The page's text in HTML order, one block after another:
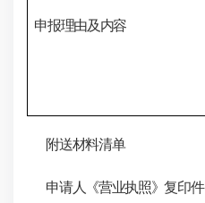
申报理由及内容
附送材料清单
申请人《营业执照》复印件